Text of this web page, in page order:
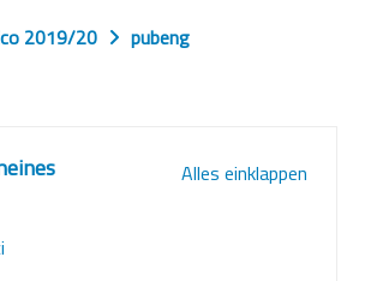
2019/20
pubeng
Alles einklappen